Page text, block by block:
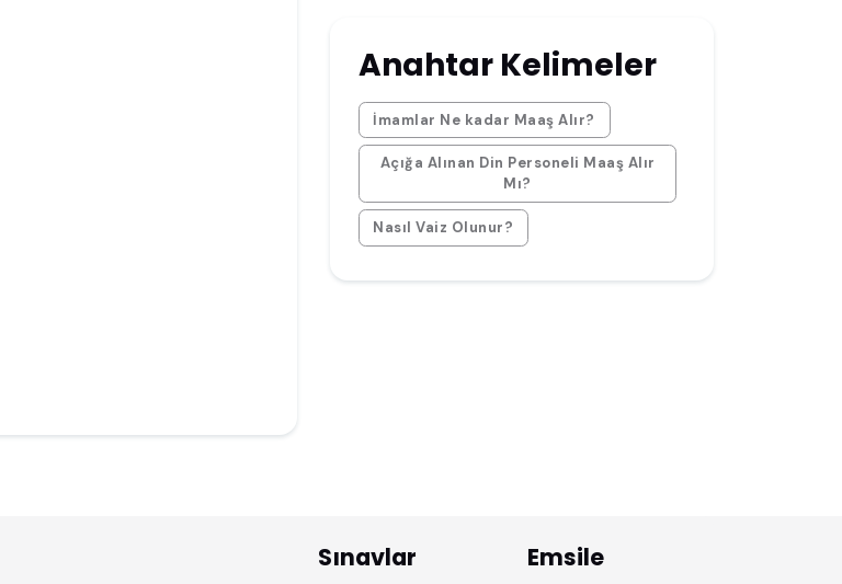
Anahtar Kelimeler
İmamlar Ne kadar Maaş Alır?
Açığa Alınan Din Personeli Maaş Alır
Mı?
Nasıl Vaiz Olunur?
Sınavlar Emsile